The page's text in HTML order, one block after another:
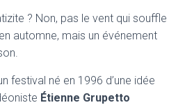
N
? Non, pas le vent qui souffle
automne, mais un événement
festival né en 1996 d’une idée
Étienne Grupetto